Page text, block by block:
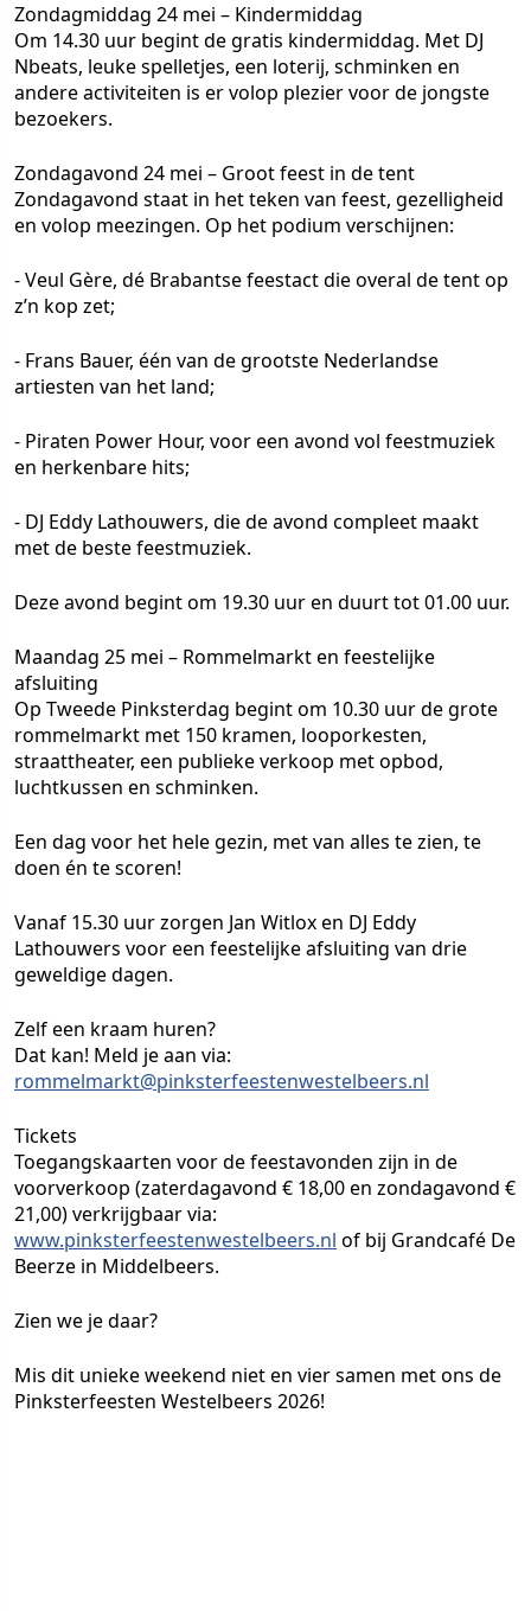
Zondagmiddag 24 mei – Kindermiddag
Om 14.30 uur begint de gratis kindermiddag. Met DJ
Nbeats, leuke spelletjes, een loterij, schminken en
andere activiteiten is er volop plezier voor de jongste
bezoekers.
Zondagavond 24 mei – Groot feest in de tent
Zondagavond staat in het teken van feest, gezelligheid
en volop meezingen. Op het podium verschijnen:
- Veul Gère, dé Brabantse feestact die overal de tent op
z’n kop zet;
- Frans Bauer, één van de grootste Nederlandse
artiesten van het land;
- Piraten Power Hour, voor een avond vol feestmuziek
en herkenbare hits;
- DJ Eddy Lathouwers, die de avond compleet maakt
met de beste feestmuziek.
Deze avond begint om 19.30 uur en duurt tot 01.00 uur.
Maandag 25 mei – Rommelmarkt en feestelijke
afsluiting
Op Tweede Pinksterdag begint om 10.30 uur de grote
rommelmarkt met 150 kramen, looporkesten,
straattheater, een publieke verkoop met opbod,
luchtkussen en schminken.
Een dag voor het hele gezin, met van alles te zien, te
doen én te scoren!
Vanaf 15.30 uur zorgen Jan Witlox en DJ Eddy
Lathouwers voor een feestelijke afsluiting van drie
geweldige dagen.
Zelf een kraam huren?
Dat kan! Meld je aan via:
rommelmarkt@pinksterfeestenwestelbeers.nl
Tickets
Toegangskaarten voor de feestavonden zijn in de
voorverkoop (zaterdagavond € 18,00 en zondagavond €
21,00) verkrijgbaar via:
www.pinksterfeestenwestelbeers.nl of bij Grandcafé De
Beerze in Middelbeers.
Zien we je daar?
Mis dit unieke weekend niet en vier samen met ons de
Pinksterfeesten Westelbeers 2026!